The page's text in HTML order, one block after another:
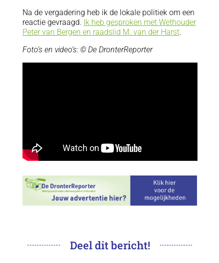
Na de vergadering heb ik de lokale politiek om een
reactie gevraagd. Ik heb gesproken met Wethouder
Peter van Bergen en raadslid M. van der Harst.
Foto’s en video’s: © De DronterReporter
Deel dit bericht!